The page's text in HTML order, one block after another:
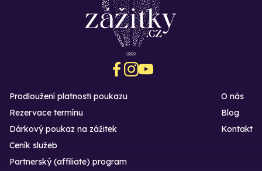
Prodloužení platnosti poukazu
Rezervace termínu
Dárkový poukaz na zážitek
O nás
Blog
Kontakt
Ceník služeb
Partnerský (affiliate) program